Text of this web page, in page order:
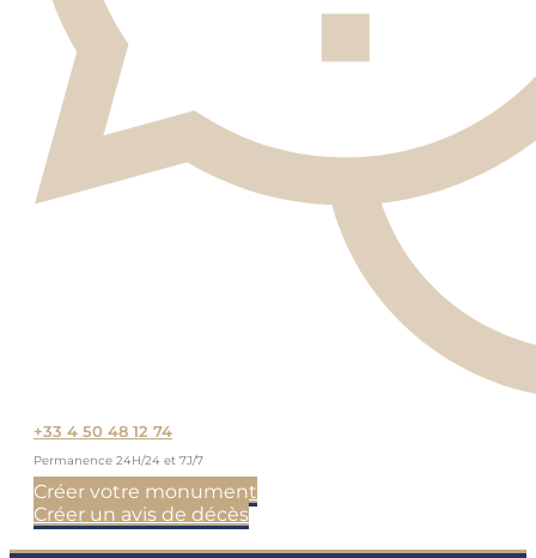
+33 4 50 48 12 74
Permanence 24H/24 et 7J/7
Créer votre monument
Créer un avis de décès